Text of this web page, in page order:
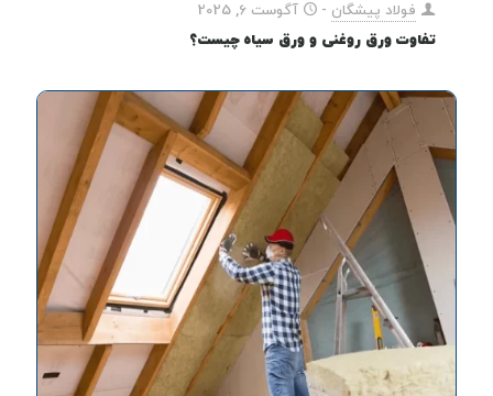
فولاد پیشگان -
آگوست 6, 2025
تفاوت ورق روغنی و ورق سیاه چیست؟